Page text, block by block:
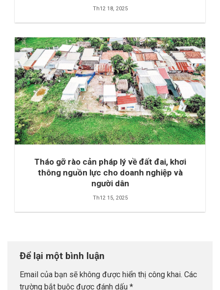
Th12 18, 2025
Tháo gỡ rào cản pháp lý về đất đai, khơi
thông nguồn lực cho doanh nghiệp và
người dân
Th12 15, 2025
Để lại một bình luận
Email của bạn sẽ không được hiển thị công khai. Các
trường bắt buộc được đánh dấu *